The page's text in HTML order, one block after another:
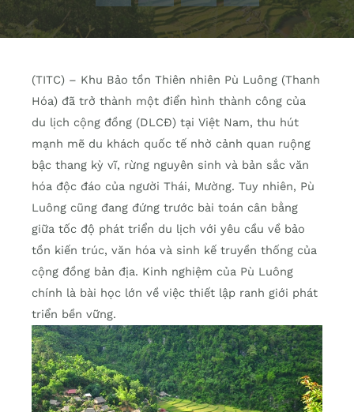
(TITC) – Khu Bảo tồn Thiên nhiên Pù Luông (Thanh
Hóa) đã trở thành một điển hình thành công của
du lịch cộng đồng (DLCĐ) tại Việt Nam, thu hút
mạnh mẽ du khách quốc tế nhờ cảnh quan ruộng
bậc thang kỳ vĩ, rừng nguyên sinh và bản sắc văn
hóa độc đáo của người Thái, Mường. Tuy nhiên, Pù
Luông cũng đang đứng trước bài toán cân bằng
giữa tốc độ phát triển du lịch với yêu cầu về bảo
tồn kiến trúc, văn hóa và sinh kế truyền thống của
cộng đồng bản địa. Kinh nghiệm của Pù Luông
chính là bài học lớn về việc thiết lập ranh giới phát
triển bền vững.